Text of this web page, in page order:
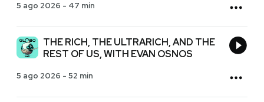
5 ago 2026 - 47 min
THE RICH, THE ULTRARICH, AND THE
REST OF US, WITH EVAN OSNOS
5 ago 2026 - 52 min